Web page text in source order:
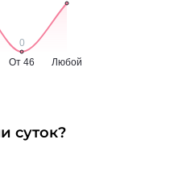
суток?